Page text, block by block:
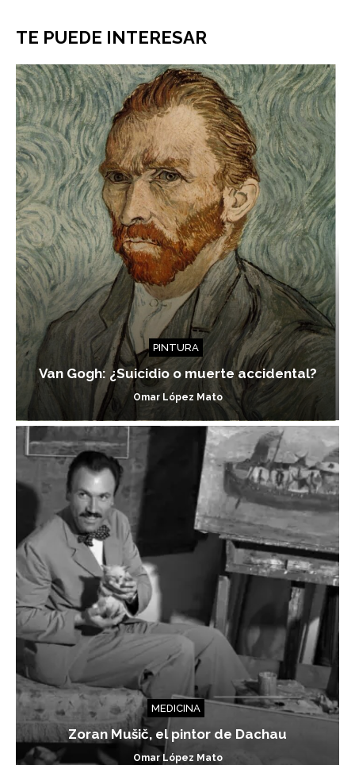
TE PUEDE INTERESAR
PINTURA
Van Gogh: ¿Suicidio o muerte accidental?
Omar López Mato
MEDICINA
Zoran Mušič, el pintor de Dachau
Omar López Mato